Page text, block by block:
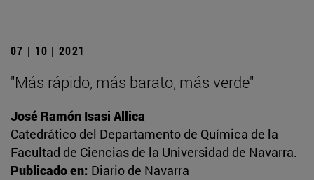
07 | 10 | 2021
"Más rápido, más barato, más verde"
José Ramón Isasi Allica
Catedrático del Departamento de Química de la
Facultad de Ciencias de la Universidad de Navarra.
Publicado en: Diario de Navarra